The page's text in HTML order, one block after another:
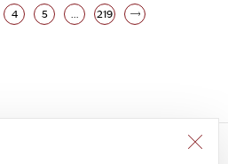
4 5 ... 219